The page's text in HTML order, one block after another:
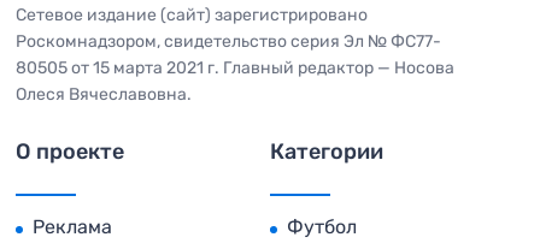
Сетевое издание (сайт) зарегистрировано
Роскомнадзором, свидетельство серия Эл № ФС77-
80505 от 15 марта 2021 г. Главный редактор — Носова
Олеся Вячеславовна.
О проекте
Реклама
Категории
Футбол